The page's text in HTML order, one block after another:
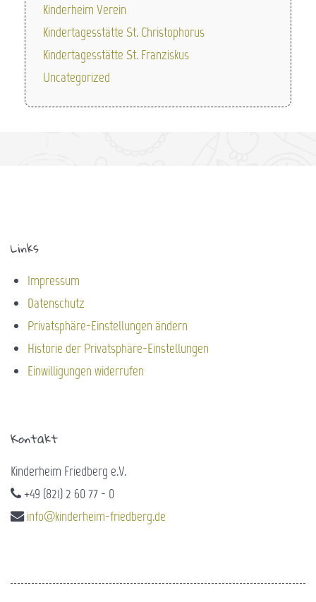
Kinderheim Verein
Kindertagesstätte St. Christophorus
Kindertagesstätte St. Franziskus
Uncategorized
Links
Impressum
Datenschutz
Privatsphäre-Einstellungen ändern
Historie der Privatsphäre-Einstellungen
Einwilligungen widerrufen
Kontakt
Kinderheim Friedberg e.V.
+49 (821) 2 60 77 - 0
info@kinderheim-friedberg.de